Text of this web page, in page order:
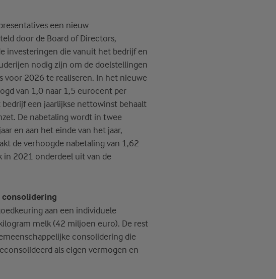
een nieuw
door de Board of Directors,
investeringen die vanuit het bedrijf en
nodig zijn om de doelstellingen
voor 2026 te realiseren. In het nieuwe
van 1,0 naar 1,5 eurocent per
een jaarlijkse nettowinst behaalt
De nabetaling wordt in twee
en aan het einde van het jaar,
de verhoogde nabetaling van 1,62
in 2021 onderdeel uit van de
consolidering
aan een individuele
melk (42 miljoen euro). De rest
consolidering die
als eigen vermogen en